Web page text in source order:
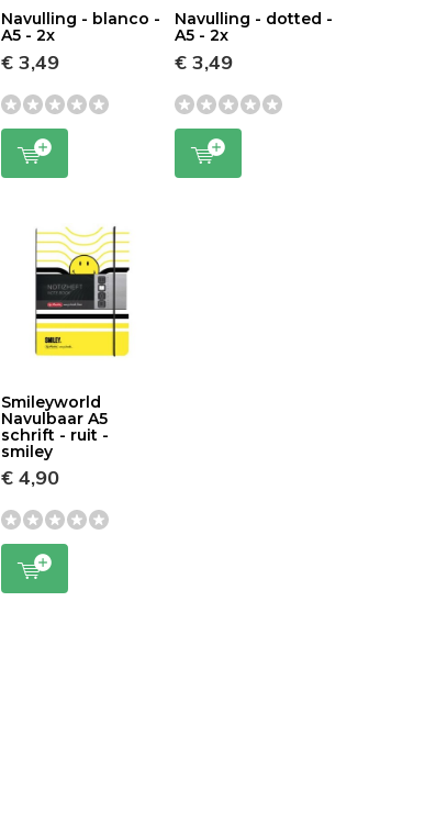
Navulling - blanco -
A5 - 2x
€ 3,49
Navulling - dotted -
A5 - 2x
€ 3,49
Smileyworld
Navulbaar A5
schrift - ruit -
smiley
€ 4,90